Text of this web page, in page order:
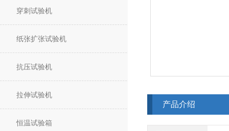
穿刺试验机
纸张扩张试验机
抗压试验机
拉伸试验机
恒温试验箱
产品介绍